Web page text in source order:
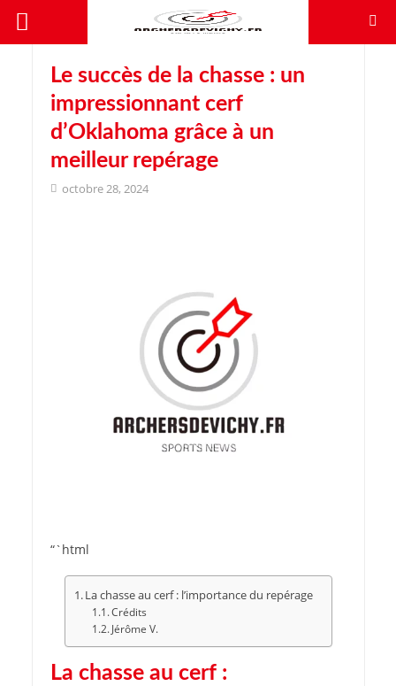
Le succès de la chasse : un
impressionnant cerf
d’Oklahoma grâce à un
meilleur repérage
octobre 28, 2024
“`html
La chasse au cerf : l’importance du repérage
Crédits
Jérôme V.
La chasse au cerf :